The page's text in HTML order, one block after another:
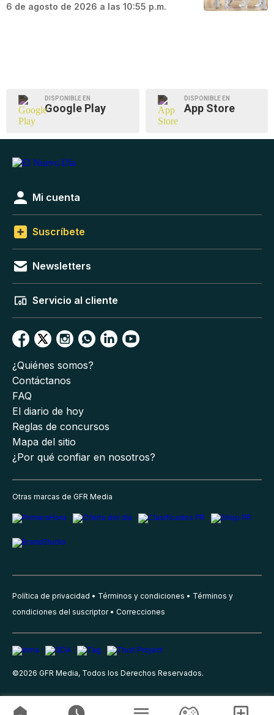
6 de agosto de 2026 a las 10:55 p.m.
DISPONIBLE EN
Google Play
DISPONIBLE EN
App Store
Mi cuenta
Suscríbete
Newsletters
Servicio al cliente
¿Quiénes somos?
Contáctanos
FAQ
El diario de hoy
Reglas de concursos
Mapa del sitio
¿Por qué confiar en nosotros?
Otras marcas de GFR Media
Política de privacidad Términos y condiciones
Términos y
condiciones del suscriptor
Correcciones
©2026 GFR Media, Todos los Derechos Reservados.